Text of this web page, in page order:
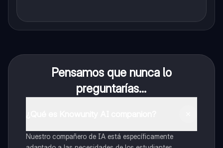
Pensamos que nunca lo
preguntarías...
Nuestro compañero de IA está específicamente